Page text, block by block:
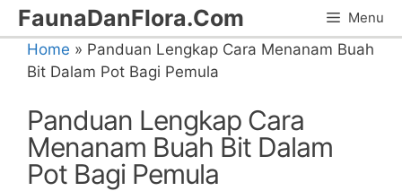
Skip
to
content
FaunaDanFlora.Com Menu
Home » Panduan Lengkap Cara Menanam Buah
Bit Dalam Pot Bagi Pemula
Panduan Lengkap Cara
Menanam Buah Bit Dalam
Pot Bagi Pemula